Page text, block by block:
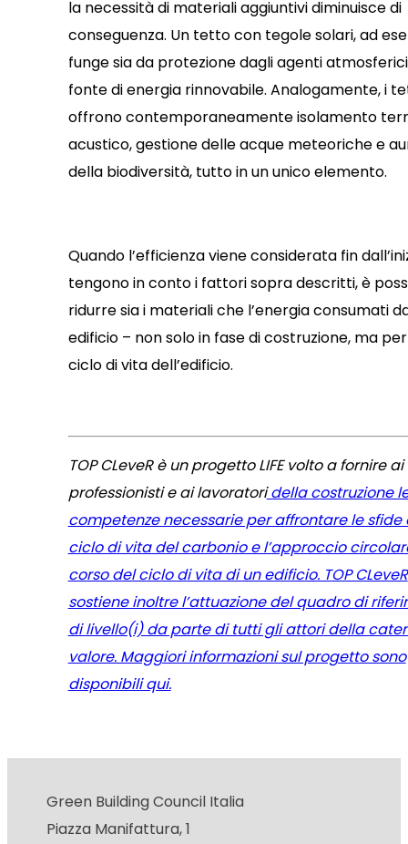
la necessità di materiali aggiuntivi diminuisce di
conseguenza. Un tetto con tegole solari, ad
funge sia da protezione dagli agenti
fonte di energia rinnovabile. Analogamente, i
offrono contemporaneamente isolamento
acustico, gestione delle acque meteoriche e
della biodiversità, tutto in un unico elemento.
Quando l’efficienza viene considerata fin
tengono in conto i fattori sopra descritti, è
ridurre sia i materiali che l’energia consumati
edificio – non solo in fase di costruzione, ma
ciclo di vita dell’edificio.
TOP CLeveR è un progetto LIFE volto a fornire ai
professionisti e ai lavoratoridella costruzione
competenze necessarie per affrontare le sfide
ciclo di vita del carbonio e l’approccio
corso del ciclo di vita di un edificio. TOP CLeveR
sostiene inoltre l’attuazione del quadro di
di livello(i) da parte di tutti gli attoridella
valore. Maggiori informazioni sul progetto sono
disponibili qui.
Green Building Council Italia
Piazza Manifattura, 1